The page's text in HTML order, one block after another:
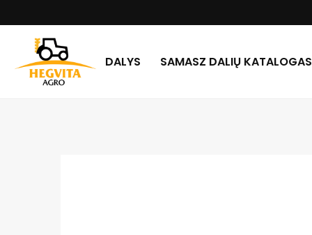
DALYS SAMASZ DALIŲ KATALOGAS